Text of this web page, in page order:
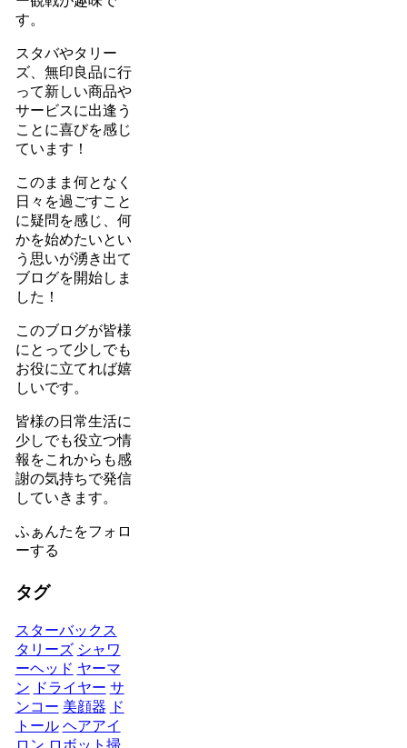
す。
スタバやタリー
ズ、無印良品に行
って新しい商品や
サービスに出逢う
ことに喜びを感じ
ています！
このまま何となく
日々を過ごすこと
に疑問を感じ、何
かを始めたいとい
う思いが湧き出て
ブログを開始しま
した！
このブログが皆様
にとって少しでも
お役に立てれば嬉
しいです。
皆様の日常生活に
少しでも役立つ情
報をこれからも感
謝の気持ちで発信
していきます。
ふぁんたをフォロ
ーする
タグ
スターバックス
タリーズ シャワ
ーヘッド ヤーマ
ン ドライヤー サ
ンコー 美顔器 ド
トール ヘアアイ
ロン ロボット掃